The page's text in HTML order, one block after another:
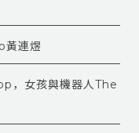
連煜
女孩與機器人The